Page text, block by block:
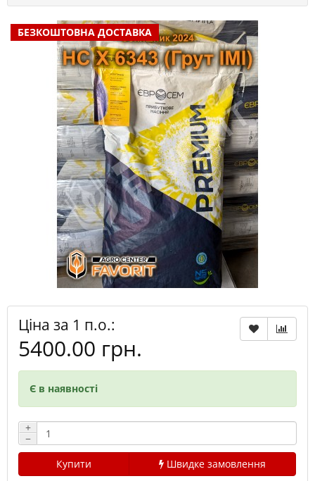
БЕЗКОШТОВНА ДОСТАВКА
Ціна за 1 п.о.:
5400.00 грн.
Є в наявності
+
−
Купити
Швидке замовлення